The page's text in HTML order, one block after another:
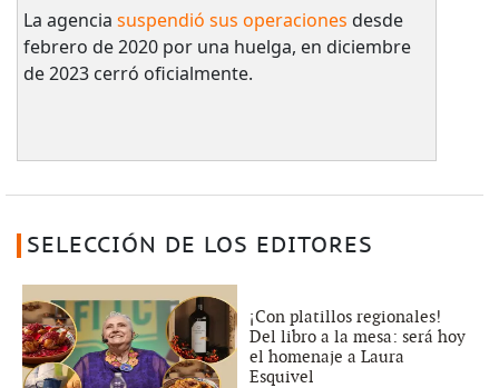
La agencia suspendió sus operaciones desde
febrero de 2020 por una huelga, en diciembre
de 2023 cerró oficialmente.
SELECCIÓN DE LOS EDITORES
¡Con platillos regionales!
Del libro a la mesa: será hoy
el homenaje a Laura
Esquivel